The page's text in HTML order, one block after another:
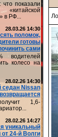
что показали
в РФ...
28.03.26 14:30
поломок,
готовы
сами
водителей
колесо на
28.02.26 14:30
Nissan
возвращается
1,6-
28.02.26 14:27
уникальный
24-й Волги